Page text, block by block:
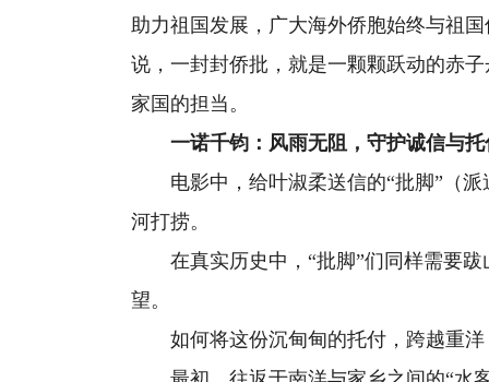
助力祖国发展，广大海外侨胞始终与祖
说，一封封侨批，就是一颗颗跃动的赤
家国的担当。
一诺千钧：风雨无阻，守护诚信与托
电影中，给叶淑柔送信的“批脚”（派
河打捞。
在真实历史中，“批脚”们同样需要跋
望。
如何将这份沉甸甸的托付，跨越重洋